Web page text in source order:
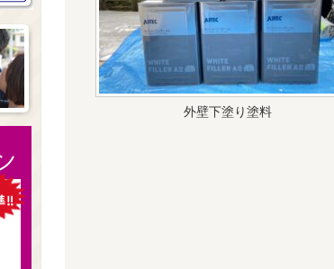
外壁下塗り塗料